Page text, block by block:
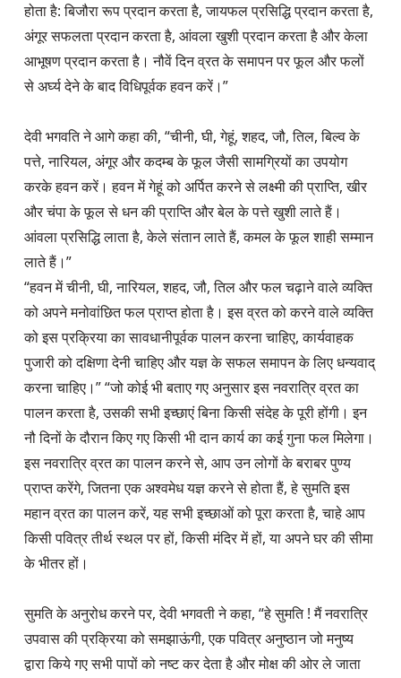
होता है: बिजौरा रूप प्रदान करता है, जायफल प्रसिद्धि प्रदान करता है,
अंगूर सफलता प्रदान करता है, आंवला खुशी प्रदान करता है और केला
आभूषण प्रदान करता है। नौवें दिन व्रत के समापन पर फूल और फलों
से अर्घ्य देने के बाद विधिपूर्वक हवन करें।”
देवी भगवति ने आगे कहा की, “चीनी, घी, गेहूं, शहद, जौ, तिल, बिल्व के
पत्ते, नारियल, अंगूर और कदम्ब के फूल जैसी सामग्रियों का उपयोग
करके हवन करें। हवन में गेहूं को अर्पित करने से लक्ष्मी की प्राप्ति, खीर
और चंपा के फूल से धन की प्राप्ति और बेल के पत्ते खुशी लाते हैं।
आंवला प्रसिद्धि लाता है, केले संतान लाते हैं, कमल के फूल शाही सम्मान
लाते हैं।”
“हवन में चीनी, घी, नारियल, शहद, जौ, तिल और फल चढ़ाने वाले व्यक्ति
को अपने मनोवांछित फल प्राप्त होता है। इस व्रत को करने वाले व्यक्ति
को इस प्रक्रिया का सावधानीपूर्वक पालन करना चाहिए, कार्यवाहक
पुजारी को दक्षिणा देनी चाहिए और यज्ञ के सफल समापन के लिए धन्यवाद्
करना चाहिए।” “जो कोई भी बताए गए अनुसार इस नवरात्रि व्रत का
पालन करता है, उसकी सभी इच्छाएं बिना किसी संदेह के पूरी होंगी। इन
नौ दिनों के दौरान किए गए किसी भी दान कार्य का कई गुना फल मिलेगा।
इस नवरात्रि व्रत का पालन करने से, आप उन लोगों के बराबर पुण्य
प्राप्त करेंगे, जितना एक अश्वमेध यज्ञ करने से होता हैं, हे सुमति इस
महान व्रत का पालन करें, यह सभी इच्छाओं को पूरा करता है, चाहे आप
किसी पवित्र तीर्थ स्थल पर हों, किसी मंदिर में हों, या अपने घर की सीमा
के भीतर हों।
सुमति के अनुरोध करने पर, देवी भगवती ने कहा, “हे सुमति ! मैं नवरात्रि
उपवास की प्रक्रिया को समझाऊंगी, एक पवित्र अनुष्ठान जो मनुष्य
द्वारा किये गए सभी पापों को नष्ट कर देता है और मोक्ष की ओर ले जाता